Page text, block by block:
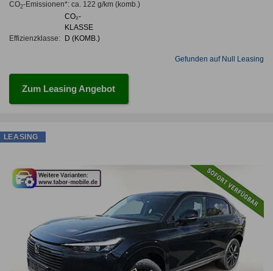
CO2-Emissionen*: ca. 122 g/km(komb.)
Effizienzklasse:
CO₂-
KLASSE
D (KOMB.)
Gefunden auf Null Leasing
Zum Leasing Angebot
LEASING